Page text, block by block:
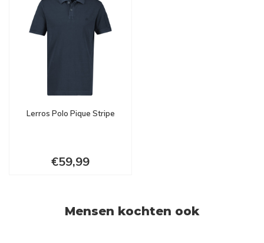
Lerros Polo Pique Stripe
€59,99
Mensen kochten ook